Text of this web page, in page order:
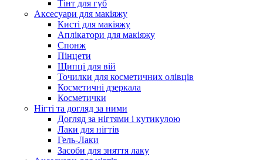
Тінт для губ
Аксесуари для макіяжу
Кисті для макіяжу
Аплікатори для макіяжу
Спонж
Пінцети
Щипці для вій
Точилки для косметичних олівців
Косметичні дзеркала
Косметички
Нігті та догляд за ними
Догляд за нігтями і кутикулою
Лаки для нігтів
Гель-Лаки
Засоби для зняття лаку